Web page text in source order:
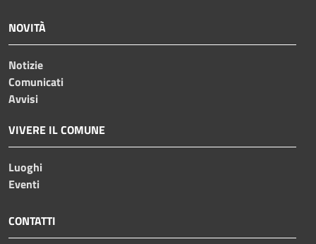
NOVITÀ
Notizie
Comunicati
Avvisi
VIVERE IL COMUNE
Luoghi
Eventi
CONTATTI